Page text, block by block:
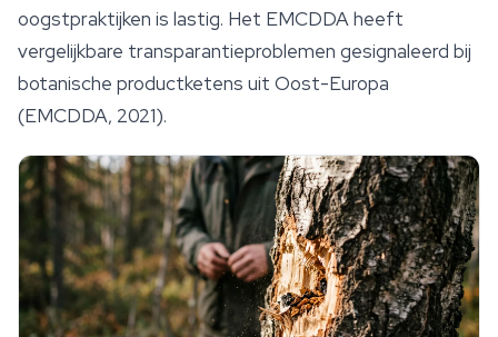
oogstpraktijken is lastig. Het EMCDDA heeft
vergelijkbare transparantieproblemen gesignaleerd bij
botanische productketens uit Oost-Europa
(EMCDDA, 2021).